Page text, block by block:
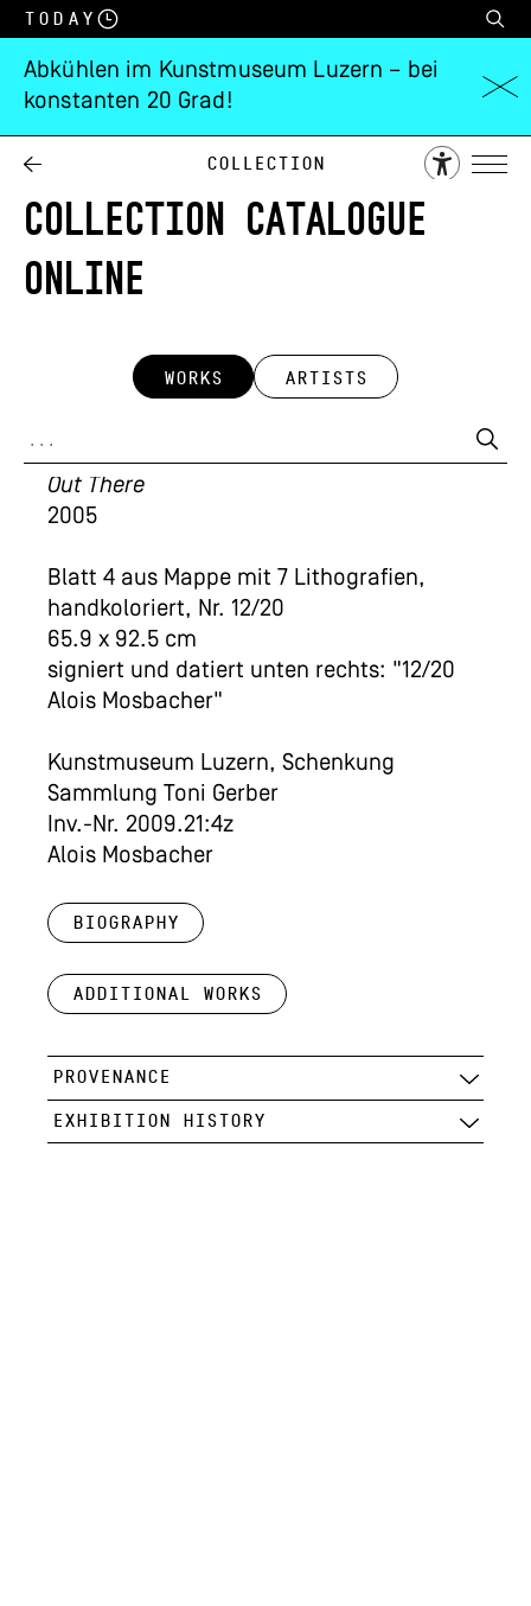
Today
Abkühlen im Kunstmuseum Luzern – bei
konstanten 20 Grad!
Collection
COLLECTION CATALOGUE
ONLINE
WORKS ARTISTS
Out There
2005
Blatt 4 aus Mappe mit 7 Lithografien,
handkoloriert, Nr. 12/20
65.9 x 92.5 cm
signiert und datiert unten rechts: "12/20
Alois Mosbacher"
Kunstmuseum Luzern, Schenkung
Sammlung Toni Gerber
Inv.-Nr. 2009.21:4z
Alois Mosbacher
Biography
Additional works
PROVENANCE
EXHIBITION HISTORY